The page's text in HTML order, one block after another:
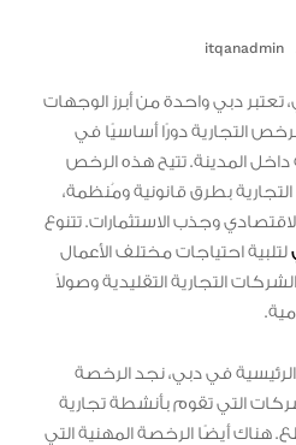
itqanadmin
تعتبر دبي واحدة من أبرز الوجهات
التجارية دورًا أساسيًا في
داخل المدينة. تتيح هذه الرخص
بطرق قانونية ومُنظمة،
وجذب الاستثمارات. تتنوع
لتلبية احتياجات مختلف الأعمال
التجارية التقليدية وصولاً
الرئيسية في دبي، نجد الرخصة
التي تقوم بأنشطة تجارية
هناك أيضًا الرخصة المهنية التي